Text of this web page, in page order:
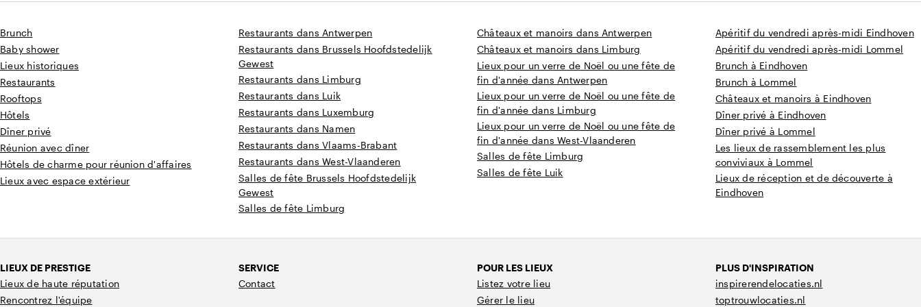
Brunch
Baby shower
Lieux historiques
Restaurants
Rooftops
Hôtels
Dîner privé
Réunion avec dîner
Hôtels de charme pour réunion d'affaires
Lieux avec espace extérieur
Restaurants dans Antwerpen
Restaurants dans Brussels Hoofdstedelijk
Gewest
Restaurants dans Limburg
Restaurants dans Luik
Restaurants dans Luxemburg
Restaurants dans Namen
Restaurants dans Vlaams-Brabant
Restaurants dans West-Vlaanderen
Salles de fête Brussels Hoofdstedelijk
Gewest
Salles de fête Limburg
Châteaux et manoirs dans Antwerpen
Châteaux et manoirs dans Limburg
Lieux pour un verre de Noël ou une fête de
fin d'année dans Antwerpen
Lieux pour un verre de Noël ou une fête de
fin d'année dans Limburg
Lieux pour un verre de Noël ou une fête de
fin d'année dans West-Vlaanderen
Salles de fête Limburg
Salles de fête Luik
Apéritif du vendredi après-midi Eindhoven
Apéritif du vendredi après-midi Lommel
Brunch à Eindhoven
Brunch à Lommel
Châteaux et manoirs à Eindhoven
Dîner privé à Eindhoven
Dîner privé à Lommel
Les lieux de rassemblement les plus
conviviaux à Lommel
Lieux de réception et de découverte à
Eindhoven
LIEUX DE PRESTIGE
Lieux de haute réputation
Rencontrez l'équipe
SERVICE
Contact
POUR LES LIEUX
Listez votre lieu
Gérer le lieu
PLUS D'INSPIRATION
inspirerendelocaties.nl
toptrouwlocaties.nl